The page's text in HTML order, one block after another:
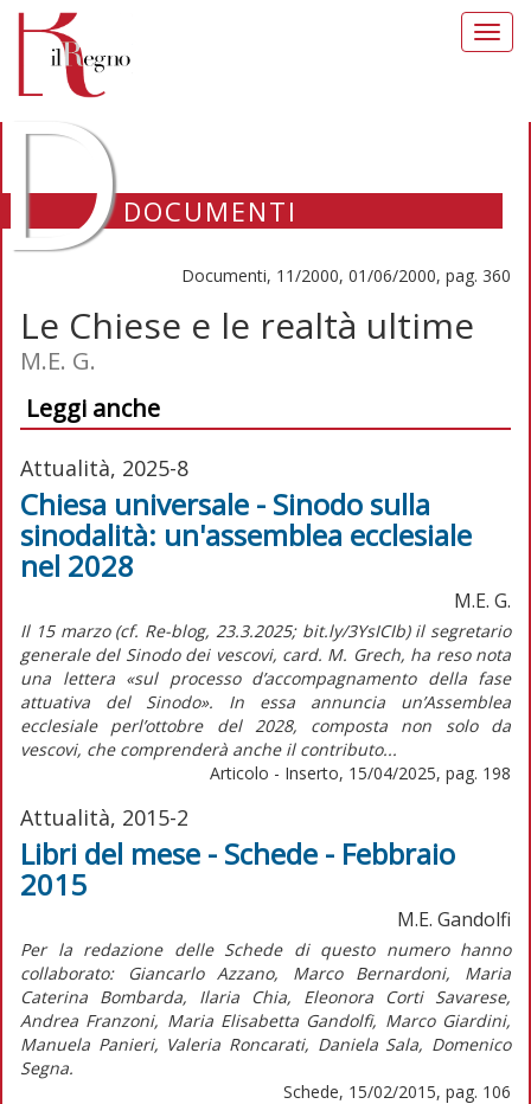
DOCUMENTI
Documenti, 11/2000, 01/06/2000, pag. 360
Le Chiese e le realtà ultime
M.E. G.
Leggi anche
Attualità, 2025-8
Chiesa universale - Sinodo sulla
sinodalità: un'assemblea ecclesiale
nel 2028
M.E. G.
Il 15 marzo (cf. Re-blog, 23.3.2025; bit.ly/3YsICIb) il segretario
generale del Sinodo dei vescovi, card. M. Grech, ha reso nota
una lettera «sul processo d’accompagnamento della fase
attuativa del Sinodo». In essa annuncia un’Assemblea
ecclesiale perl’ottobre del 2028, composta non solo da
vescovi, che comprenderà anche il contributo...
Articolo - Inserto, 15/04/2025, pag. 198
Attualità, 2015-2
Libri del mese - Schede - Febbraio
2015
M.E. Gandolfi
Per la redazione delle Schede di questo numero hanno
collaborato: Giancarlo Azzano, Marco Bernardoni, Maria
Caterina Bombarda, Ilaria Chia, Eleonora Corti Savarese,
Andrea Franzoni, Maria Elisabetta Gandolfi, Marco Giardini,
Manuela Panieri, Valeria Roncarati, Daniela Sala, Domenico
Segna.
Schede, 15/02/2015, pag. 106